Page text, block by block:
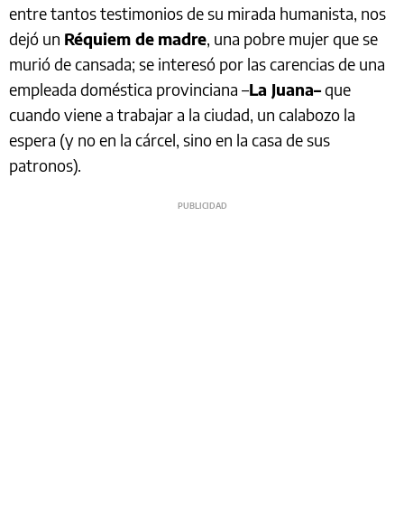
entre tantos testimonios de su mirada humanista, nos
dejó un Réquiem de madre, una pobre mujer que se
murió de cansada; se interesó por las carencias de una
empleada doméstica provinciana –La Juana–que
cuando viene a trabajar a la ciudad, un calabozo la
espera (y no en la cárcel, sino en la casa de sus
patronos).